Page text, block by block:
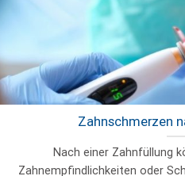
Zahnschmerzen
Nach einer Zahnfüllung
Zahnempfindlichkeiten oder